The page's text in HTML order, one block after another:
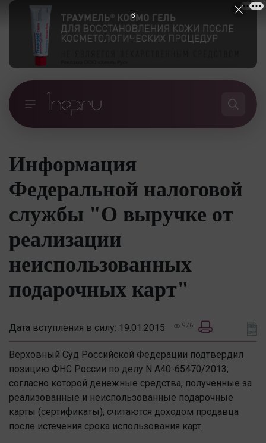
Информация
Федеральной налоговой
службы "О выручке от
реализации
неиспользованных
подарочных карт"
Дата вступления в силу: 19.01.2015 976
Верховный Суд Российской Федерации подтвердил
позицию ФНС России по делу N А40-65470/2013,
согласно которой денежные средства, полученные за
реализованные и неиспользованные подарочные
карты (сертификаты), считаются доходом продавца
после истечения срока использования карт.
5